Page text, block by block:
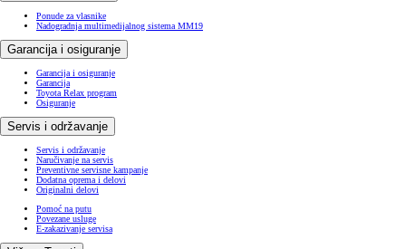
Ponude za vlasnike
Nadogradnja multimedijalnog sistema MM19
Garancija i osiguranje
Garancija i osiguranje
Garancija
Toyota Relax program
Osiguranje
Servis i održavanje
Servis i održavanje
Naručivanje na servis
Preventivne servisne kampanje
Dodatna oprema i delovi
Originalni delovi
Pomoć na putu
Povezane usluge
E-zakazivanje servisa